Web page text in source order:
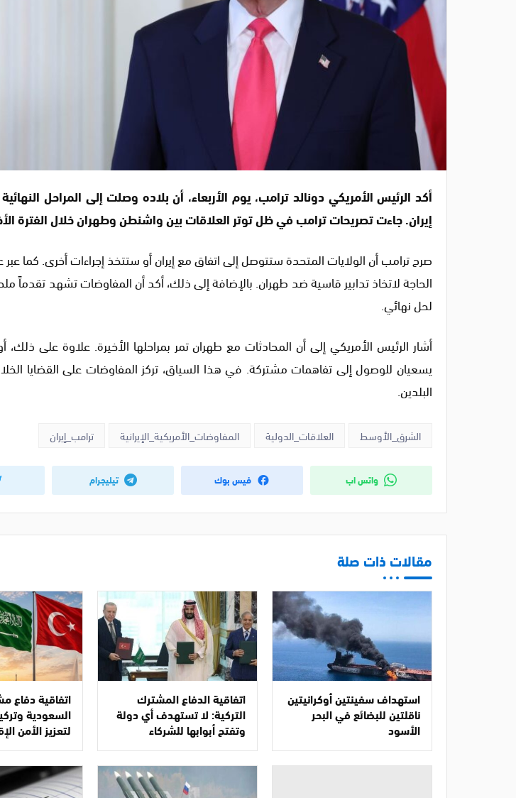
أكد الرئيس الأمريكي دونالد ترامب، يوم الأربعاء، أن بلاده وصلت إلى المراحل
إيران. جاءت تصريحات ترامب في ظل توتر العلاقات بين واشنطن وطهران خلال الفترة
صرح ترامب أن الولايات المتحدة ستتوصل إلى اتفاق مع إيران أو ستتخذ إجراءات أخرى. كما
الحاجة لاتخاذ تدابير قاسية ضد طهران. بالإضافة إلى ذلك، أكد أن المفاوضات تشهد تقدماً
لحل نهائي.
أشار الرئيس الأمريكي إلى أن المحادثات مع طهران تمر بمراحلها الأخيرة. علاوة على
يسعيان للوصول إلى تفاهمات مشتركة. في هذا السياق، تركز المفاوضات على القضايا
البلدين.
الشرق_الأوسط العلاقات_الدولية المفاوضات_الأمريكية_الإيرانية ترامب_إيران
واتس اب فيس بوك تيليجرام
مقالات ذات صلة
استهداف سفينتين أوكرانيتين
ناقلتين للبضائع في البحر
الأسود
اتفاقية الدفاع المشترك
التركية: لا تستهدف أي دولة
وتفتح أبوابها للشركاء
اتفاقية دفاع
السعودية
لتعزيز الأمن